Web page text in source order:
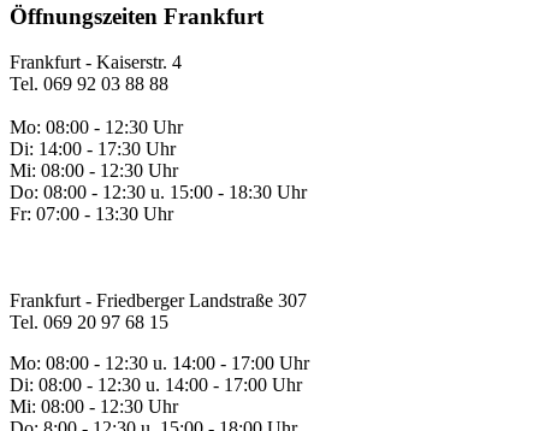
Öffnungszeiten Frankfurt
Frankfurt - Kaiserstr. 4
Tel. 069 92 03 88 88
Mo: 08:00 - 12:30 Uhr
Di: 14:00 - 17:30 Uhr
Mi: 08:00 - 12:30 Uhr
Do: 08:00 - 12:30 u. 15:00 - 18:30 Uhr
Fr: 07:00 - 13:30 Uhr
Frankfurt - Friedberger Landstraße 307
Tel. 069 20 97 68 15
Mo: 08:00 - 12:30 u. 14:00 - 17:00 Uhr
Di: 08:00 - 12:30 u. 14:00 - 17:00 Uhr
Mi: 08:00 - 12:30 Uhr